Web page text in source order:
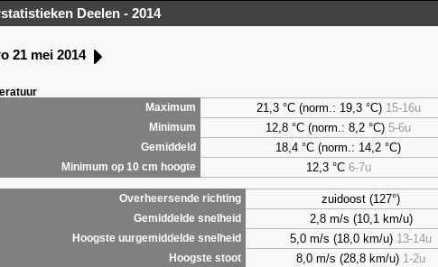
Deelen - 2014
21 mei 2014
Maximum
21,3 °C (norm.: 19,3 °C) 15-16u
Minimum 12,8 °C (norm.: 8,2 °C) 5-6u
Gemiddeld 18,4 °C (norm.: 14,2 °C)
Minimum op 10 cm hoogte 12,3 °C 6-7u
Overheersende richting
zuidoost (127°)
Gemiddelde snelheid 2,8 m/s (10,1 km/u)
Hoogste uurgemiddelde snelheid 5,0 m/s (18,0 km/u) 13-14u
Hoogste stoot 8,0 m/s (28,8 km/u) 1-2u